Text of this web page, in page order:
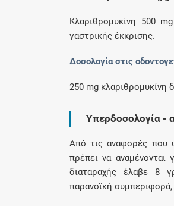
Κλαριθρομυκίνη 500
γαστρικής έκκρισης.
Δοσολογία στις
250 mg κλαριθρομυκίνη
Υπερδοσολογία -
Από τις αναφορές που
πρέπει να αναμένονται
διαταραχής έλαβε 8
παρανοϊκή συμπεριφορά,